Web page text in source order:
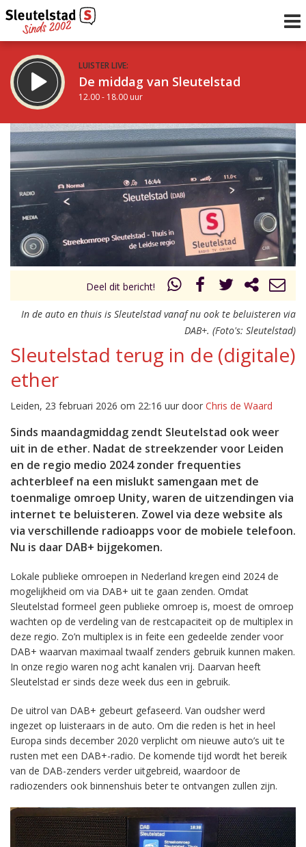
LUISTER LIVE:
De middag van Sleutelstad
12.00 - 18.00 uur
STRAKS:
De vrijdagavond met Keanu
18.00 - 19.00 uur
Vorig uur
uur 1 van 0 Volgend uur
Deel dit bericht!
In de auto en thuis is Sleutelstad vanaf nu ook te beluisteren via
DAB+. (Foto's: Sleutelstad)
Sleutelstad terug in de (digitale)
ether
Leiden, 23 februari 2026 om 22:16 uur door Chris de Waard
Sinds maandagmiddag zendt Sleutelstad ook weer
uit in de ether. Nadat de streekzender voor Leiden
en de regio medio 2024 zonder frequenties
achterbleef na een mislukt samengaan met de
toenmalige omroep Unity, waren de uitzendingen via
internet te beluisteren. Zowel via deze website als
via verschillende radioapps voor de mobiele telefoon.
Nu is daar DAB+ bijgekomen.
Lokale publieke omroepen in Nederland kregen eind 2024 de
mogelijkheid om via DAB+ uit te gaan zenden. Omdat
Sleutelstad formeel geen publieke omroep is, moest de omroep
wachten op de verdeling van de restcapaciteit op de multiplex in
deze regio. Zo’n multiplex is in feite een gedeelde zender voor
DAB+ waarvan maximaal twaalf zenders gebruik kunnen maken.
In onze regio waren nog acht kanalen vrij. Daarvan heeft
Sleutelstad er sinds deze week dus een in gebruik.
De uitrol van DAB+ gebeurt gefaseerd. Van oudsher werd
ingezet op luisteraars in de auto. Om die reden is het in heel
Europa sinds december 2020 verplicht om nieuwe auto’s uit te
rusten met een DAB+-radio. De komende tijd wordt het bereik
van de DAB-zenders verder uitgebreid, waardoor de
radiozenders ook binnenshuis beter te ontvangen zullen zijn.